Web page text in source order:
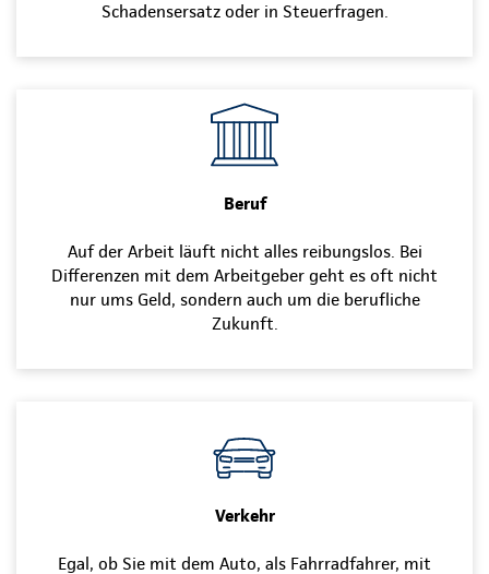
Schadensersatz oder in Steuerfragen.
Beruf
Auf der Arbeit läuft nicht alles reibungslos. Bei
Differenzen mit dem Arbeitgeber geht es oft nicht
nur ums Geld, sondern auch um die berufliche
Zukunft.
Verkehr
Egal, ob Sie mit dem Auto, als Fahrradfahrer, mit